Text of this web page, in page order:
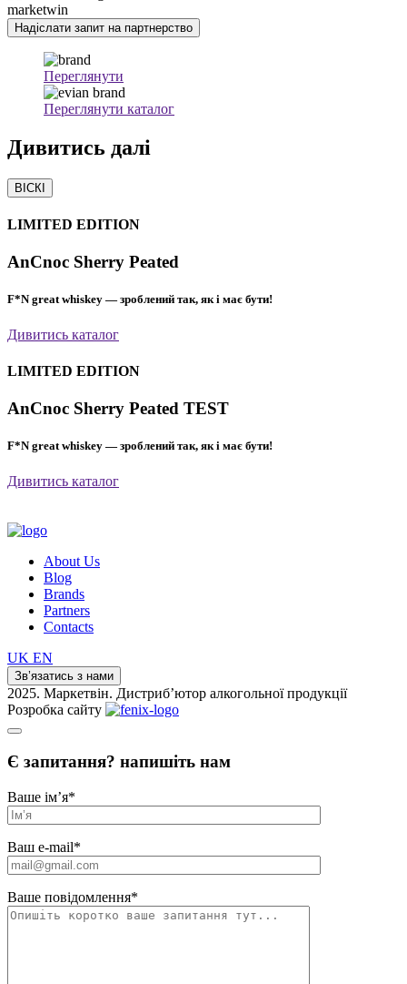
marketwin
Надіслати запит на партнерство
Переглянути
Переглянути каталог
Дивитись далі
ВІСКІ
LIMITED EDITION
AnCnoc Sherry Peated
F*N great whiskey — зроблений так, як і має бути!
Дивитись каталог
LIMITED EDITION
AnCnoc Sherry Peated TEST
F*N great whiskey — зроблений так, як і має бути!
Дивитись каталог
About Us
Blog
Brands
Partners
Contacts
UK EN
Зв’язатись з нами
2025. Маркетвін. Дистриб’ютор алкогольної продукції
Розробка сайту
Є запитання? напишіть нам
Ваше ім’я*
Ваш e-mail*
Ваше повідомлення*